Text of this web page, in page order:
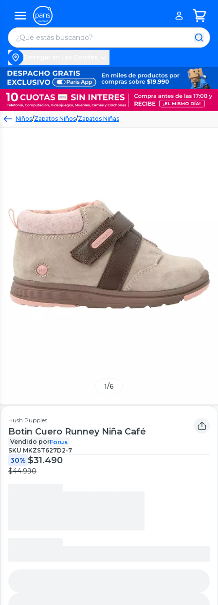
Niños/Zapatos Niños/Zapatos Niñas
1/6
Hush Puppies
Botin Cuero Runney Niña Café
Vendido porForus
SKU MKZST627D2-7
30% $31.490
$44.990